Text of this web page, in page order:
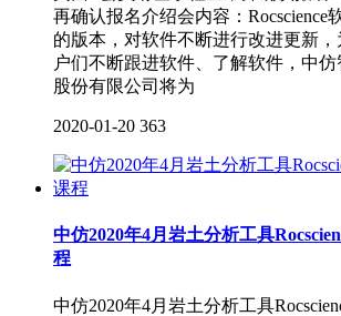
再确认报名介绍会内容：Rocscience
的版本，对软件不断进行改进更新，
户们不断跟进软件、了解软件，中仿
股份有限公司将为
2020-01-20 363
中仿2020年4月岩土分析工具
程
中仿2020年4月岩土分析工具